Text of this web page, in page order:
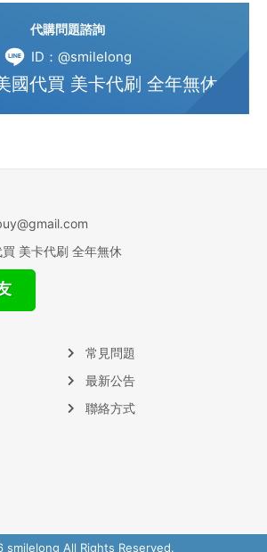
代購問題諮詢
ID：@smilelong
國代買 美卡代刷 全年無休
美卡代刷 全年無休
常見問題
最新公告
聯絡方式
smilelong All Rights Reserved.